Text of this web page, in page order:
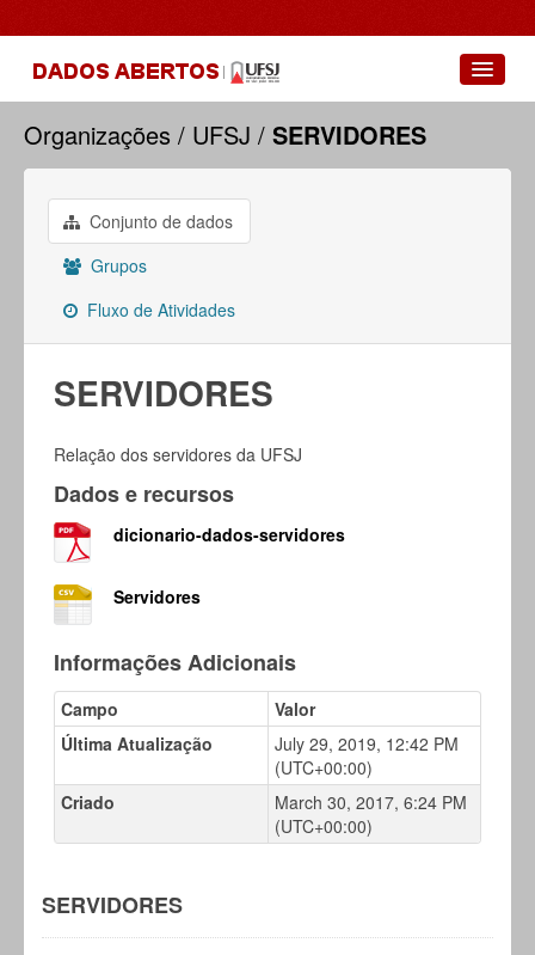
Conjuntos de dados
Grupos
Sobre
Organizações UFSJ SERVIDORES
Conjunto de dados
Grupos
Fluxo de Atividades
SERVIDORES
Relação dos servidores da UFSJ
Dados e recursos
dicionario-dados-servidores
Servidores
Informações Adicionais
Campo
Valor
Última Atualização
July 29, 2019, 12:42 PM
(UTC+00:00)
Criado
March 30, 2017, 6:24 PM
(UTC+00:00)
SERVIDORES